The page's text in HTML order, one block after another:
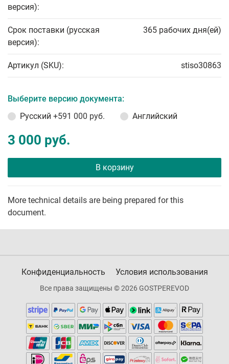
версия):
Срок поставки (русская
версия):
365 рабочих дня(ей)
Артикул (SKU): stiso30863
Выберите версию документа:
Русский +591 000 руб. Английский
3 000 руб.
В корзину
More technical details are being prepared for this
document.
Конфиденциальность Условия использования
Все права защищены © 2026 GOSTPEREVOD